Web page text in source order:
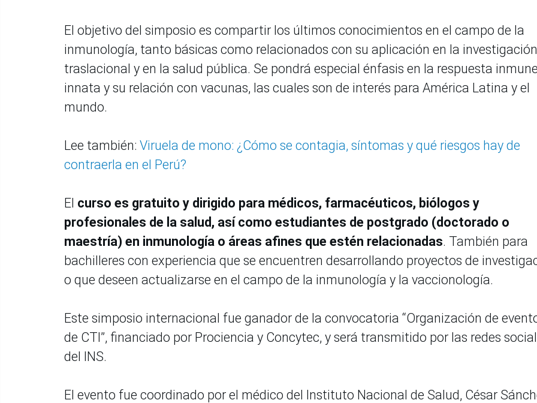
El objetivo del simposio es compartir los últimos conocimientos en el campo de la
inmunología, tanto básicas como relacionados con su aplicación en la investigación
traslacional y en la salud pública. Se pondrá especial énfasis en la respuesta inmune
innata y su relación con vacunas, las cuales son de interés para América Latina y el
mundo.
Lee también: Viruela de mono: ¿Cómo se contagia, síntomas y qué riesgos hay de
contraerla en el Perú?
El curso es gratuito y dirigido para médicos, farmacéuticos, biólogos y
profesionales de la salud, así como estudiantes de postgrado (doctorado o
maestría) en inmunología o áreas afines que estén relacionadas. También para
bachilleres con experiencia que se encuentren desarrollando proyectos de
o que deseen actualizarse en el campo de la inmunología y la vaccionología.
Este simposio internacional fue ganador de la convocatoria “Organización de
de CTI”, financiado por Prociencia y Concytec, y será transmitido por las redes
del INS.
El evento fue coordinado por el médico del Instituto Nacional de Salud, César